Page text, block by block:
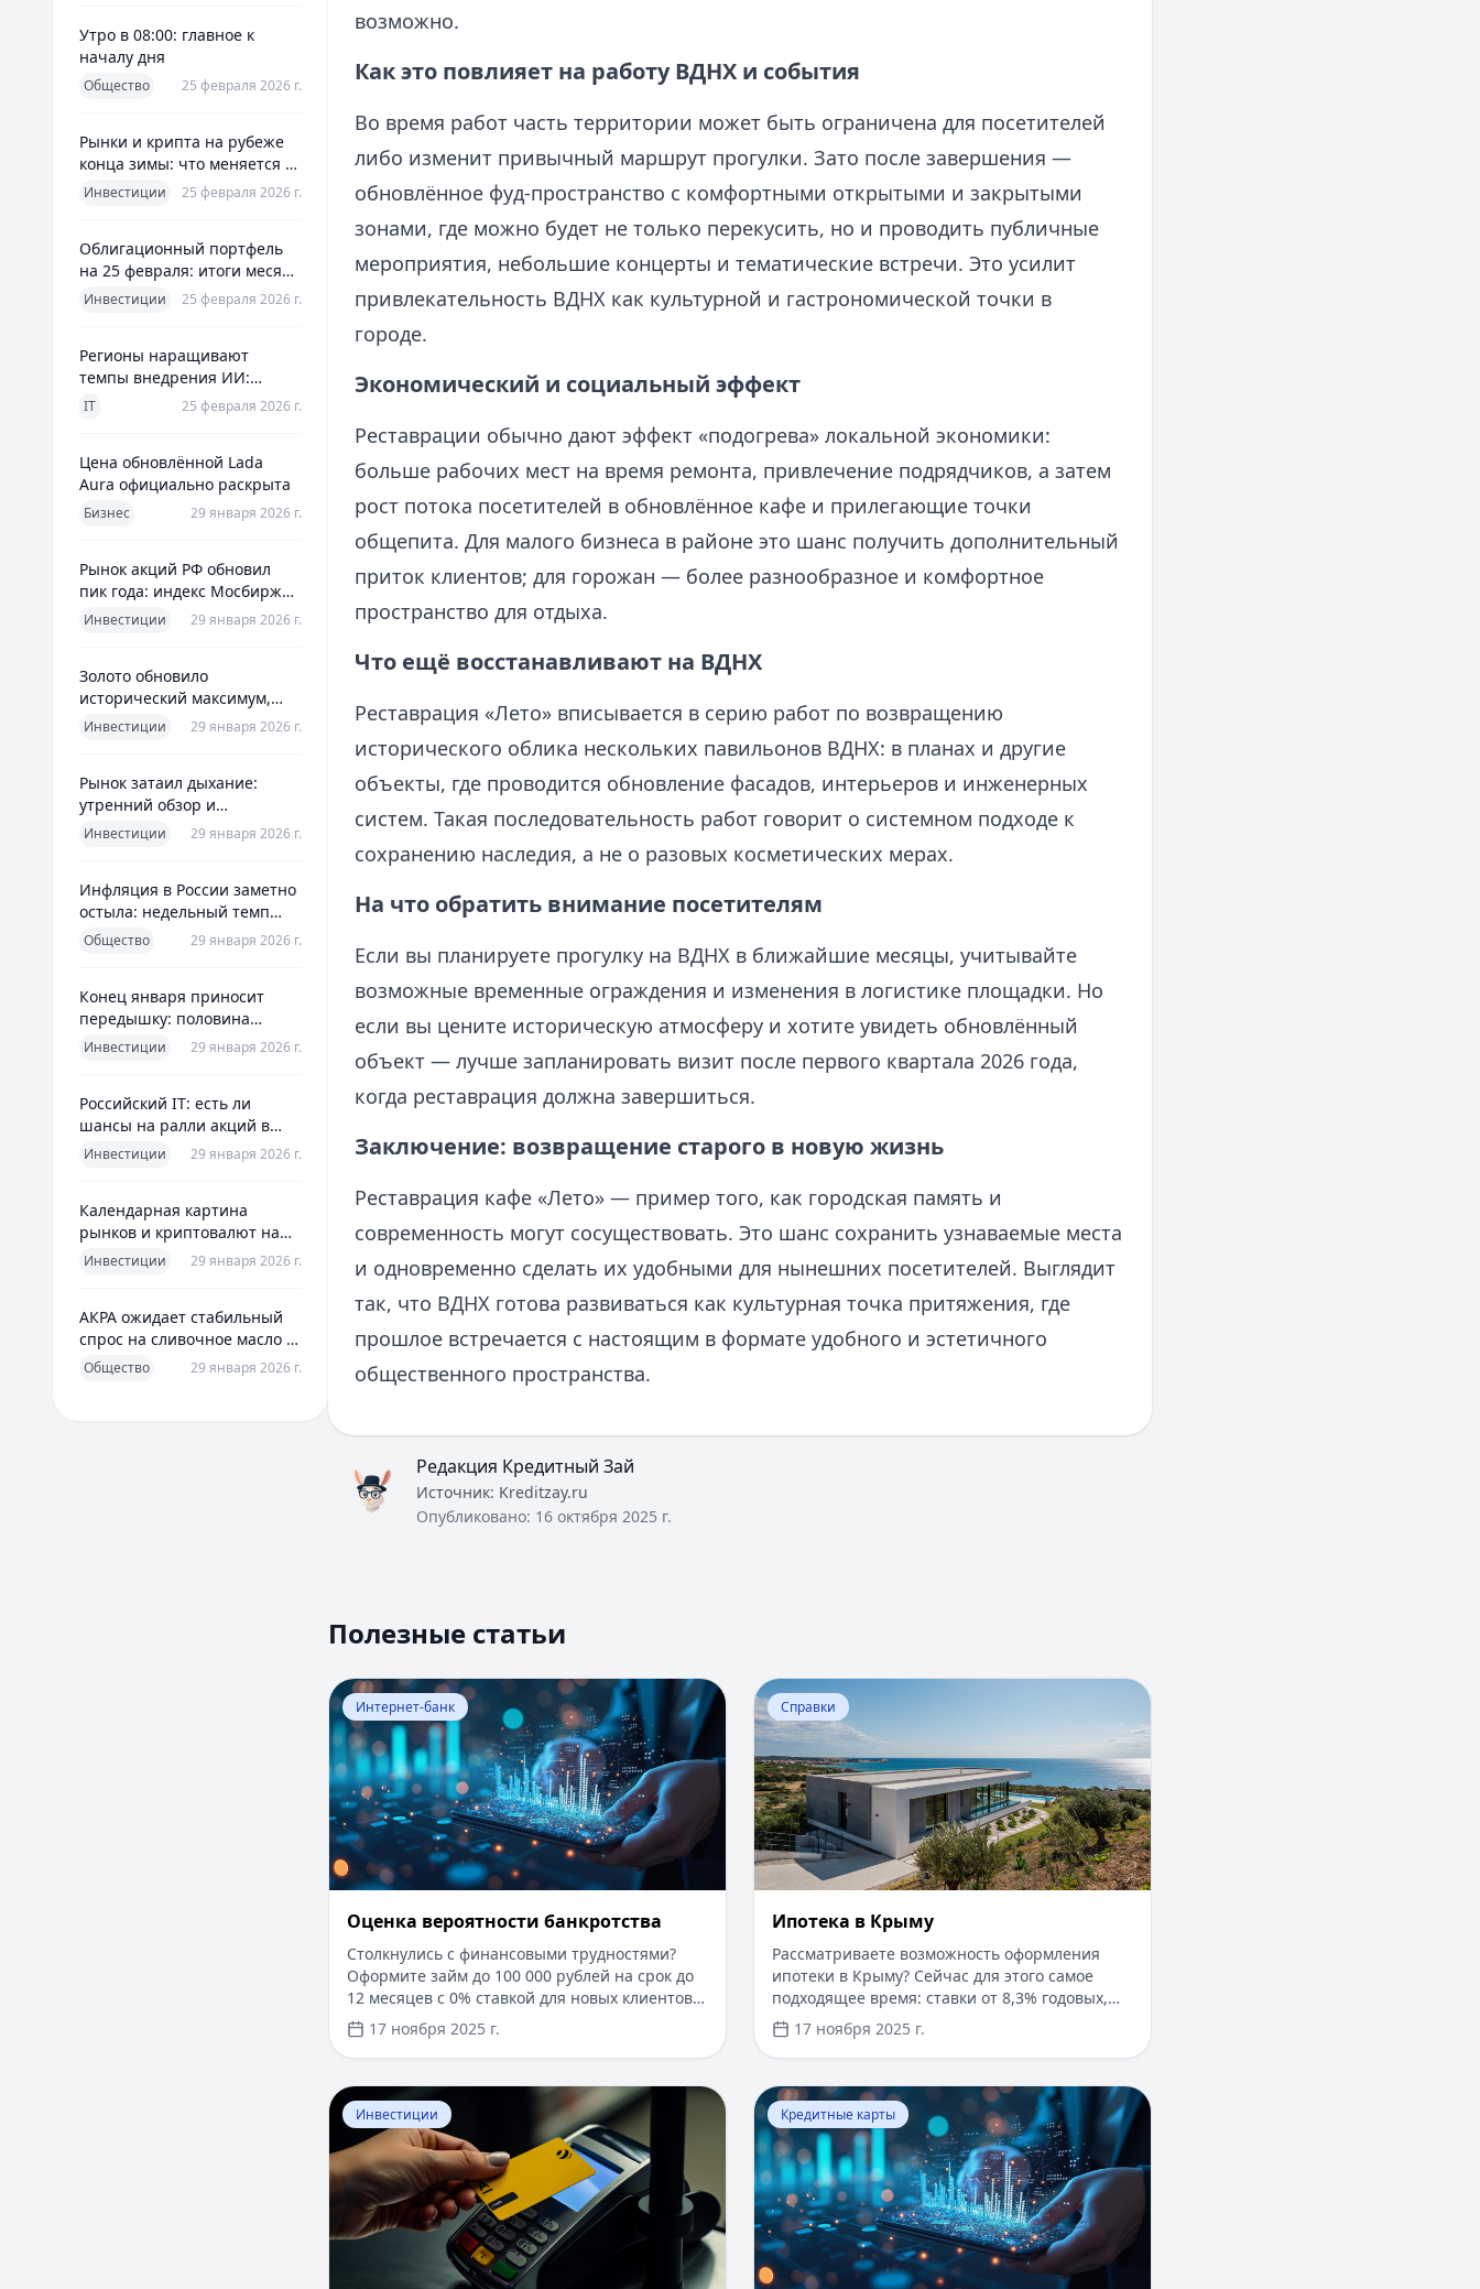
Утро в 08:00: главное к
началу дня
Общество 25 февраля 2026 г.
Рынки и крипта на рубеже
конца зимы: что меняется к
25 февраля 2026
Инвестиции 25 февраля 2026 г.
Облигационный портфель
на 25 февраля: итоги месяца
и планы на март
Инвестиции 25 февраля 2026 г.
Регионы наращивают
темпы внедрения ИИ:
главное из отраслевого
IT 25 февраля 2026 г.
Цена обновлённой Lada
Aura официально раскрыта
Бизнес 29 января 2026 г.
Рынок акций РФ обновил
пик года: индекс Мосбиржи
на новом максимуме 2026-го
Инвестиции 29 января 2026 г.
Золото обновило
исторический максимум,
превысив планку в $5600 за
Инвестиции 29 января 2026 г.
Рынок затаил дыхание:
утренний обзор и
ориентиры для инвесторов
Инвестиции 29 января 2026 г.
Инфляция в России заметно
остыла: недельный темп
упал более чем вдвое
Общество 29 января 2026 г.
Конец января приносит
передышку: половина
годовой цели ЦБ «сделана»
Инвестиции 29 января 2026 г.
Российский IT: есть ли
шансы на ралли акций в
2026 без опоры на ИИ
Инвестиции 29 января 2026 г.
Календарная картина
рынков и криптовалют на
четверг, 29 января 2026
Инвестиции 29 января 2026 г.
АКРА ожидает стабильный
спрос на сливочное масло в
2026 году
Общество 29 января 2026 г.
возможно.
Как это повлияет на работу ВДНХ и события
Во время работ часть территории может быть ограничена для посетителей
либо изменит привычный маршрут прогулки. Зато после завершения —
обновлённое фуд-пространство с комфортными открытыми и закрытыми
зонами, где можно будет не только перекусить, но и проводить публичные
мероприятия, небольшие концерты и тематические встречи. Это усилит
привлекательность ВДНХ как культурной и гастрономической точки в
городе.
Экономический и социальный эффект
Реставрации обычно дают эффект «подогрева» локальной экономики:
больше рабочих мест на время ремонта, привлечение подрядчиков, а затем
рост потока посетителей в обновлённое кафе и прилегающие точки
общепита. Для малого бизнеса в районе это шанс получить дополнительный
приток клиентов; для горожан — более разнообразное и комфортное
пространство для отдыха.
Что ещё восстанавливают на ВДНХ
Реставрация «Лето» вписывается в серию работ по возвращению
исторического облика нескольких павильонов ВДНХ: в планах и другие
объекты, где проводится обновление фасадов, интерьеров и инженерных
систем. Такая последовательность работ говорит о системном подходе к
сохранению наследия, а не о разовых косметических мерах.
На что обратить внимание посетителям
Если вы планируете прогулку на ВДНХ в ближайшие месяцы, учитывайте
возможные временные ограждения и изменения в логистике площадки. Но
если вы цените историческую атмосферу и хотите увидеть обновлённый
объект — лучше запланировать визит после первого квартала 2026 года,
когда реставрация должна завершиться.
Заключение: возвращение старого в новую жизнь
Реставрация кафе «Лето» — пример того, как городская память и
современность могут сосуществовать. Это шанс сохранить узнаваемые места
и одновременно сделать их удобными для нынешних посетителей. Выглядит
так, что ВДНХ готова развиваться как культурная точка притяжения, где
прошлое встречается с настоящим в формате удобного и эстетичного
общественного пространства.
Редакция Кредитный Зай
Источник: Kreditzay.ru
Опубликовано: 16 октября 2025 г.
Полезные статьи
Перейти к статье: Оценка вероятности банкротства
Интернет-банк
Оценка вероятности банкротства
Столкнулись с финансовыми трудностями?
Оформите займ до 100 000 рублей на срок до
12 месяцев с 0% ставкой для новых клиентов.
Без справок о доходах и документов —
решение за 5 минут. Получите деньги быстро
и прозрачно через проверенные сервисы.
17 ноября 2025 г.
Перейти к статье:
Справки
Ипотека в Крыму
Рассматриваете возможность оформления
ипотеки в Крыму? Сейчас для этого самое
подходящее время: ставки от 8,3% годовых,
первоначальный взнос от 15%, срок
рассмотрения заявки — от 1 дня. Доступны
программы господдержки с пониженной
ставкой от 6%. Одобрение без подтверждения
дохода справкой 2-НДФЛ, достаточно выписки
по счету. Срок кредитования — до 30 лет.
17 ноября 2025 г.
Перейти к статье: ​Как оформить кредитную карту Билайн
Инвестиции
Перейти к статье: Что такое паи фондов?
Кредитные карты